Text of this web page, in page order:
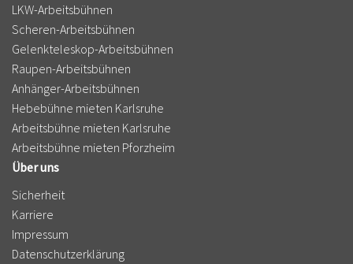
LKW-Arbeitsbühnen
Scheren-Arbeitsbühnen
Gelenkteleskop-Arbeitsbühnen
Raupen-Arbeitsbühnen
Anhänger-Arbeitsbühnen
Hebebühne mieten Karlsruhe
Arbeitsbühne mieten Karlsruhe
Arbeitsbühne mieten Pforzheim
Über uns
Sicherheit
Karriere
Impressum
Datenschutzerklärung